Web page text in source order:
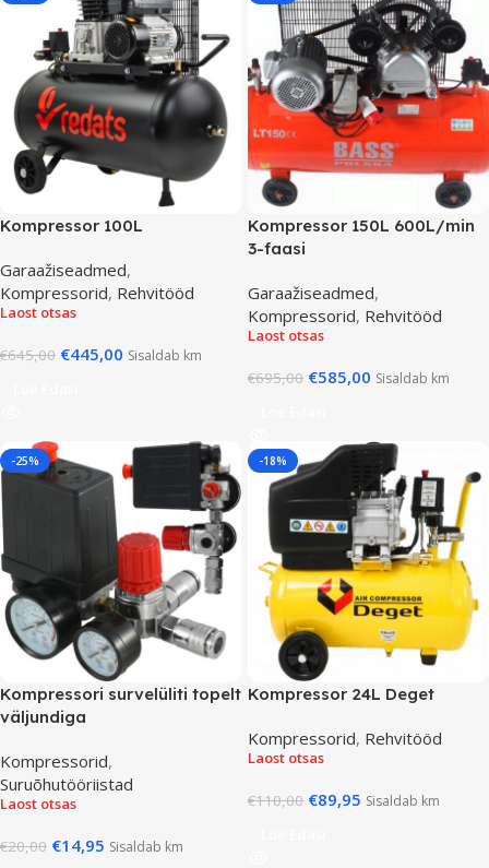
Kompressor 100L
Garaažiseadmed,
Kompressorid, Rehvitööd
Laost otsas
€645,00 €445,00 Sisaldab km
Kompressor 150L 600L/min
3-faasi
Garaažiseadmed,
Kompressorid, Rehvitööd
Laost otsas
€695,00 €585,00 Sisaldab km
-25%
Kompressori survelüliti topelt
väljundiga
Kompressorid,
Suruõhutööriistad
Laost otsas
€20,00 €14,95 Sisaldab km
-18%
Kompressor 24L Deget
Kompressorid, Rehvitööd
Laost otsas
€110,00 €89,95 Sisaldab km